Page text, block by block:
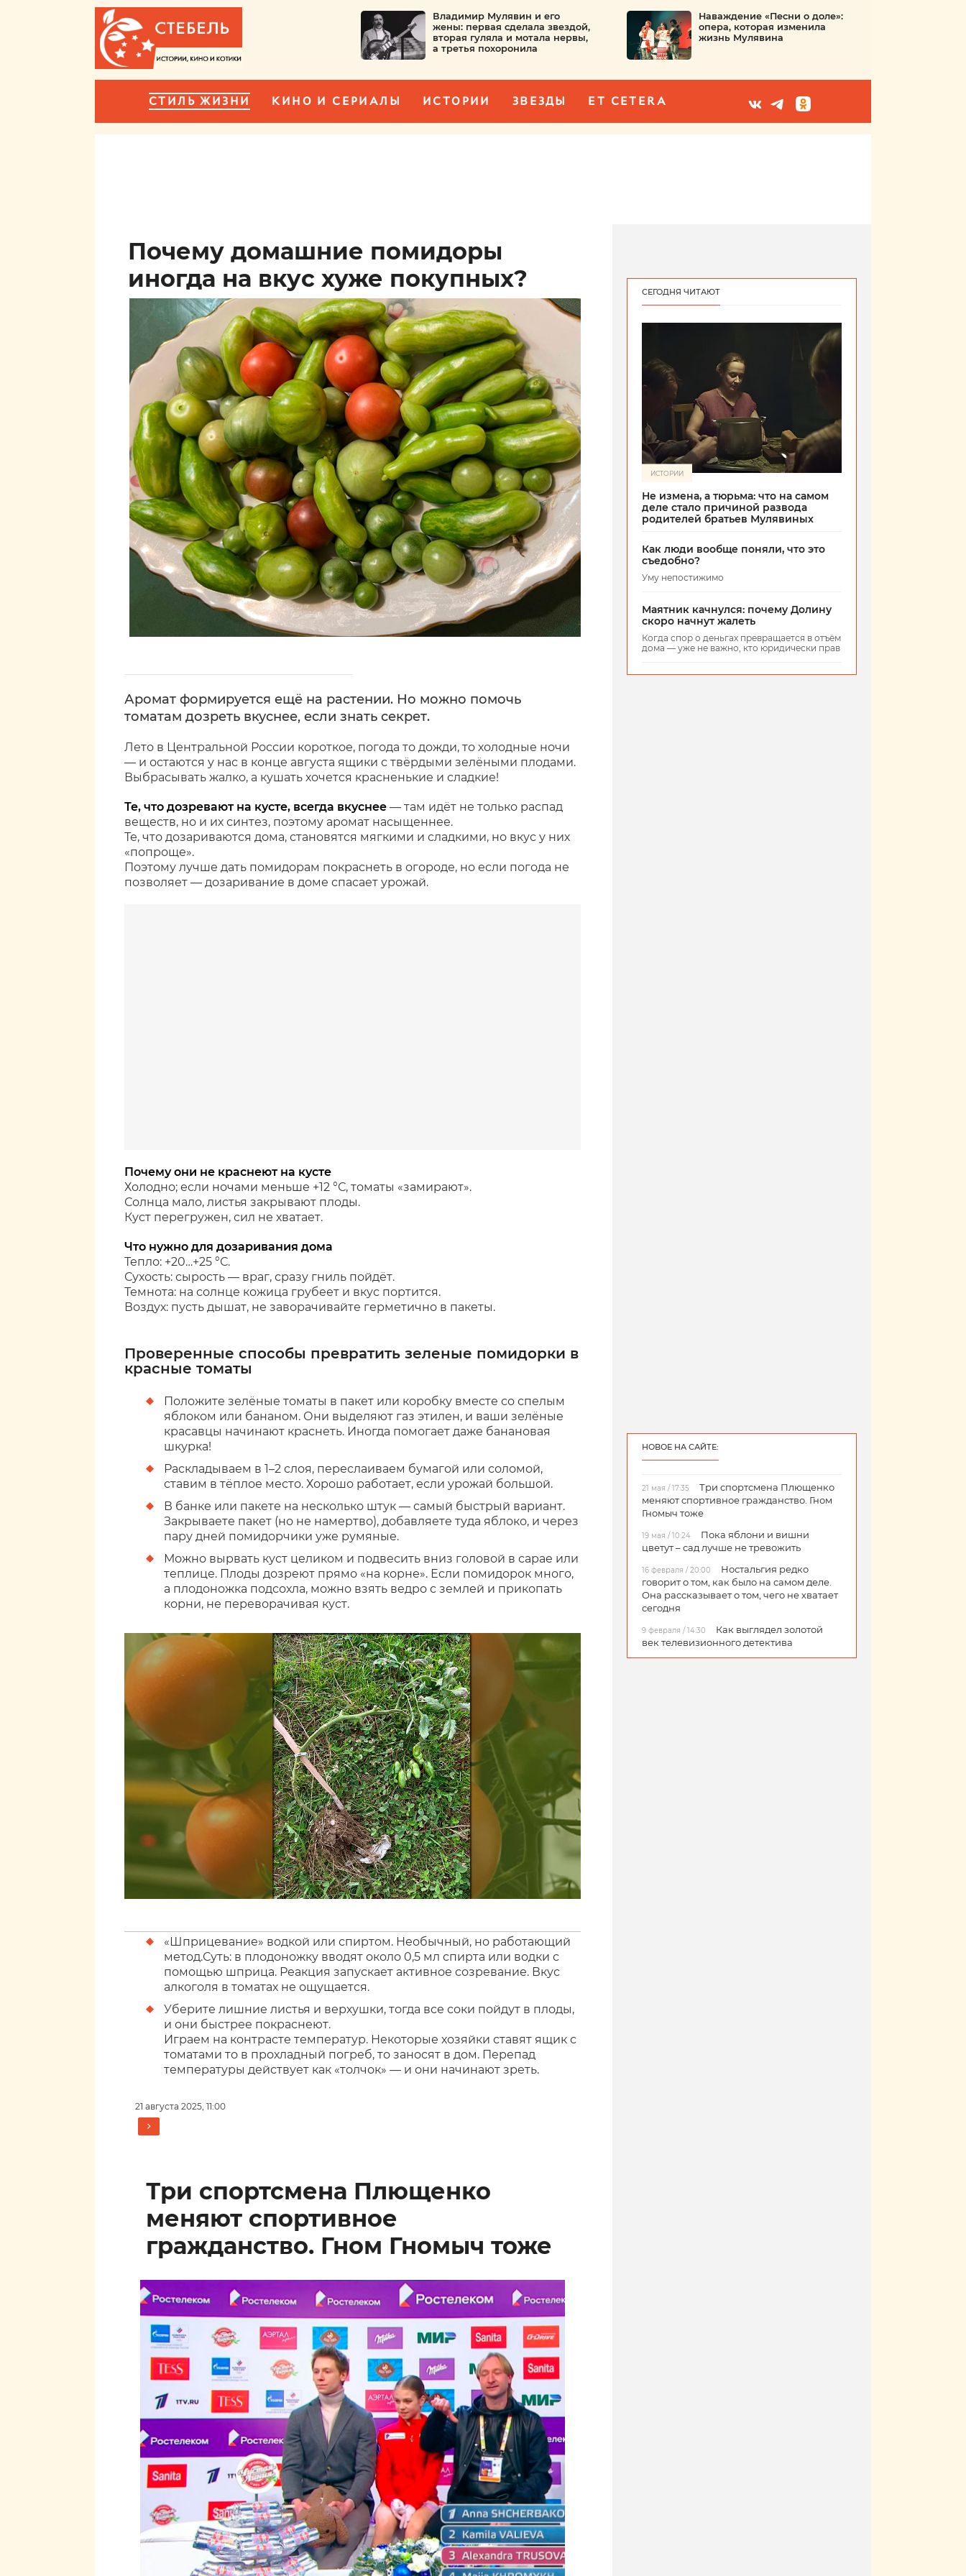
Владимир Мулявин и его
жены: первая сделала звездой,
вторая гуляла и мотала нервы,
а третья похоронила
Наваждение «Песни о доле»:
опера, которая изменила
жизнь Мулявина
СТИЛЬ ЖИЗНИ КИНО И СЕРИАЛЫ ИСТОРИИ ЗВЕЗДЫ ET CETERA
Почему домашние помидоры
иногда на вкус хуже покупных?
Аромат формируется ещё на растении. Но можно помочь
томатам дозреть вкуснее, если знать секрет.
Лето в Центральной России короткое, погода то дожди, то холодные ночи
— и остаются у нас в конце августа ящики с твёрдыми зелёными плодами.
Выбрасывать жалко, а кушать хочется красненькие и сладкие!
Те, что дозревают на кусте, всегда вкуснее — там идёт не только распад
веществ, но и их синтез, поэтому аромат насыщеннее.
Те, что дозариваются дома, становятся мягкими и сладкими, но вкус у них
«попроще».
Поэтому лучше дать помидорам покраснеть в огороде, но если погода не
позволяет — дозаривание в доме спасает урожай.
Почему они не краснеют на кусте
Холодно; если ночами меньше +12 °С, томаты «замирают».
Солнца мало, листья закрывают плоды.
Куст перегружен, сил не хватает.
Что нужно для дозаривания дома
Тепло: +20…+25 °С.
Сухость: сырость — враг, сразу гниль пойдёт.
Темнота: на солнце кожица грубеет и вкус портится.
Воздух: пусть дышат, не заворачивайте герметично в пакеты.
Проверенные способы превратить зеленые помидорки в
красные томаты
Положите зелёные томаты в пакет или коробку вместе со спелым
яблоком или бананом. Они выделяют газ этилен, и ваши зелёные
красавцы начинают краснеть. Иногда помогает даже банановая
шкурка!
Раскладываем в 1–2 слоя, переслаиваем бумагой или соломой,
ставим в тёплое место. Хорошо работает, если урожай большой.
В банке или пакете на несколько штук — самый быстрый вариант.
Закрываете пакет (но не намертво), добавляете туда яблоко, и через
пару дней помидорчики уже румяные.
Можно вырвать куст целиком и подвесить вниз головой в сарае или
теплице. Плоды дозреют прямо «на корне». Если помидорок много,
а плодоножка подсохла, можно взять ведро с землей и прикопать
корни, не переворачивая куст.
«Шприцевание» водкой или спиртом. Необычный, но работающий
метод.Суть: в плодоножку вводят около 0,5 мл спирта или водки с
помощью шприца. Реакция запускает активное созревание. Вкус
алкоголя в томатах не ощущается.
Уберите лишние листья и верхушки, тогда все соки пойдут в плоды,
и они быстрее покраснеют.
Играем на контрасте температур. Некоторые хозяйки ставят ящик с
томатами то в прохладный погреб, то заносят в дом. Перепад
температуры действует как «толчок» — и они начинают зреть.
21 августа 2025, 11:00
Три спортсмена Плющенко
меняют спортивное
гражданство. Гном Гномыч тоже
СЕГОДНЯ ЧИТАЮТ
ИСТОРИИ
Не измена, а тюрьма: что на самом
деле стало причиной развода
родителей братьев Мулявиных
Как люди вообще поняли, что это
съедобно?
Уму непостижимо
Маятник качнулся: почему Долину
скоро начнут жалеть
Когда спор о деньгах превращается в отъём
дома — уже не важно, кто юридически прав
НОВОЕ НА САЙТЕ:
21 мая / 17:35
Три спортсмена Плющенко
меняют спортивное гражданство. Гном
Гномыч тоже
19 мая / 10:24
Пока яблони и вишни
цветут – сад лучше не тревожить
16 февраля / 20:00
Ностальгия редко
говорит о том, как было на самом деле.
Она рассказывает о том, чего не хватает
сегодня
9 февраля / 14:30
Как выглядел золотой
век телевизионного детектива